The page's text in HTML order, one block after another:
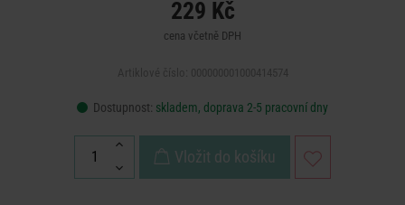
229 Kč
cena včetně DPH
Dostupnost: skladem, doprava 2-5 pracovní dny
Vložit do košíku